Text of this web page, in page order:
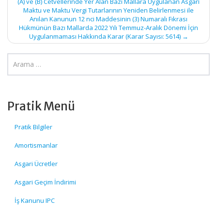
Maktu ve Maktu Vergi Tutarlarının Yeniden Belirlenmesi ile
Anılan Kanunun 12 nci Maddesinin (3) Numaralı Fıkrası
Hükmünün Bazı Mallarda 2022 Yılı Temmuz-Aralık Dönemi İçin
Uygulanmaması Hakkında Karar (Karar Sayısı: 5614) →
Pratik Menü
Pratik Bilgiler
Amortismanlar
Asgari Ücretler
Asgari Geçim İndirimi
İş Kanunu IPC